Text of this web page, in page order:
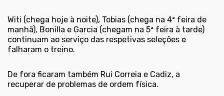
Witi (chega hoje à noite), Tobias (chega na 4ª feira de
manhã), Bonilla e Garcia (chegam na 5ª feira à tarde)
continuam ao serviço das respetivas seleções e
falharam o treino.
De fora ficaram também Rui Correia e Cadiz, a
recuperar de problemas de ordem física.